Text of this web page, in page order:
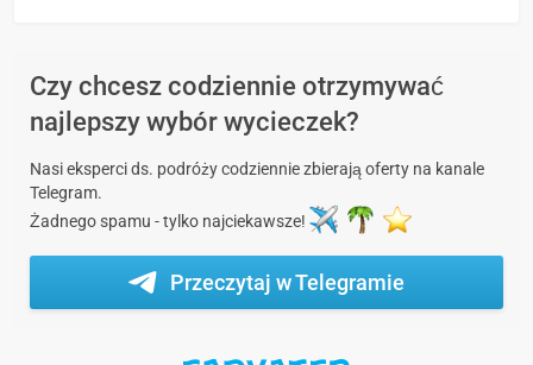
Czy chcesz codziennie otrzymywać
najlepszy wybór wycieczek?
Nasi eksperci ds. podróży codziennie zbierają oferty na kanale
Telegram.
Żadnego spamu - tylko najciekawsze!
Przeczytaj w Telegramie